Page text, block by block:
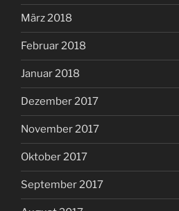
März 2018
Februar 2018
Januar 2018
Dezember 2017
November 2017
Oktober 2017
September 2017